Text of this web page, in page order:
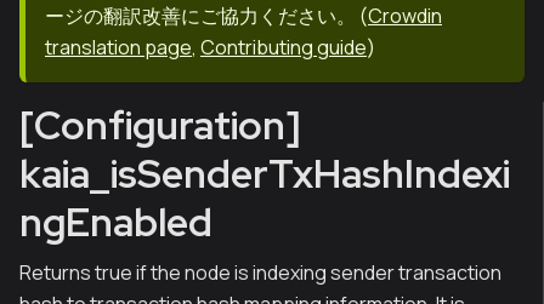
ージの翻訳改善にご協力ください。
(Crowdin
translation page, Contributing guide)
[Configuration]
kaia_isSenderTxHashIndexi
ngEnabled
Returns true if the node is indexing sender transaction